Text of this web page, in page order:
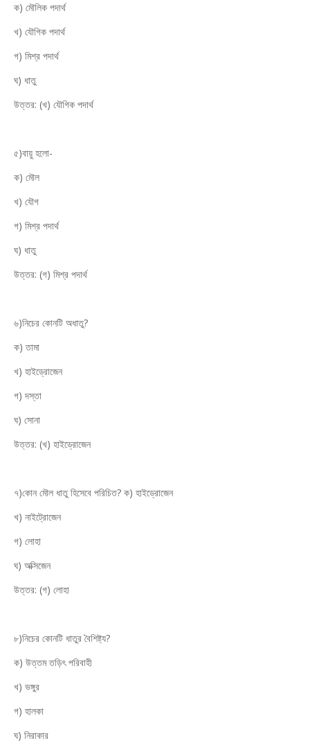
ক) মৌলিক পদার্থ
খ) যৌগিক পদার্থ
গ) মিশ্র পদার্থ
ঘ) ধাতু
উত্তর: (খ) যৌগিক পদার্থ
৫)বায়ু হলো-
ক) মৌল
খ) যৌগ
গ) মিশ্র পদার্থ
ঘ) ধাতু
উত্তর: (গ) মিশ্র পদার্থ
৬)নিচের কোনটি অধাতু?
ক) তামা
খ) হাইড্রোজেন
গ) দস্তা
ঘ) সোনা
উত্তর: (খ) হাইড্রোজেন
৭)কোন মৌল ধাতু হিসেবে পরিচিত? ক) হাইড্রোজেন
খ) নাইট্রোজেন
গ) লোহা
ঘ) অক্সিজেন
উত্তর: (গ) লোহা
৮)নিচের কোনটি ধাতুর বৈশিষ্ট্য?
ক) উত্তম তড়িৎ পরিবাহী
খ) ভঙ্গুর
গ) হালকা
ঘ) নিরাকার